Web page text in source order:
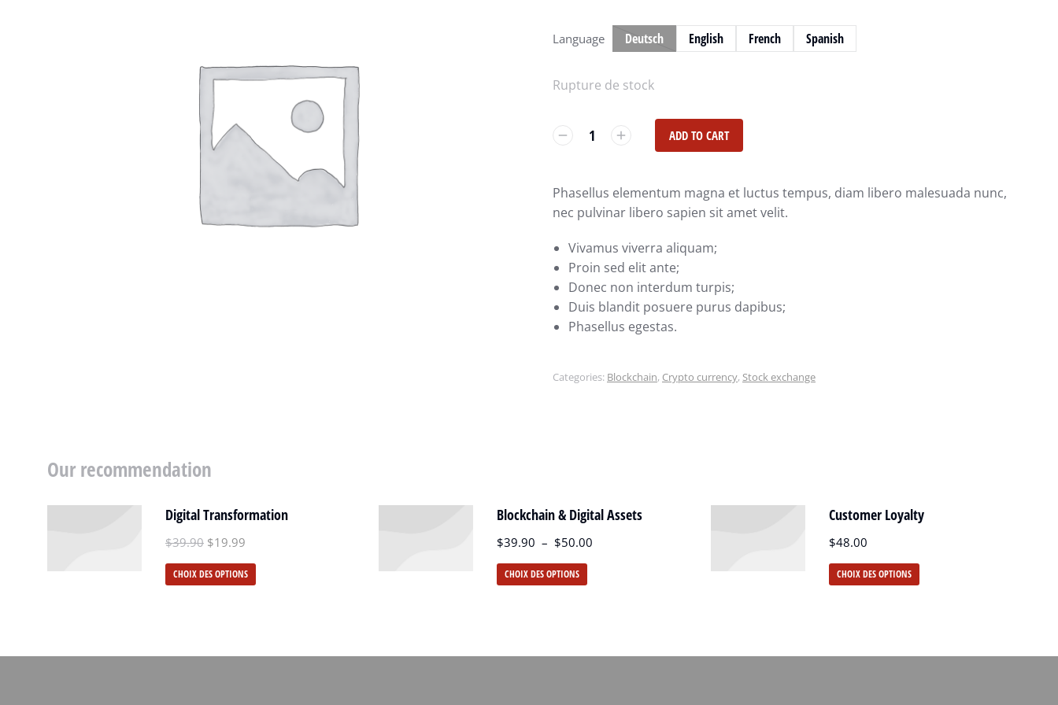
Language Deutsch English French Spanish
Rupture de stock
ADD TO CART
Phasellus elementum magna et luctus tempus, diam libero malesuada nunc,
nec pulvinar libero sapien sit amet velit.
Vivamus viverra aliquam;
Proin sed elit ante;
Donec non interdum turpis;
Duis blandit posuere purus dapibus;
Phasellus egestas.
Categories: Blockchain, Crypto currency, Stock exchange
Our recommendation
Digital Transformation
$39.90 $19.99
CHOIX DES OPTIONS
Blockchain & Digital Assets
$39.90 – $50.00
CHOIX DES OPTIONS
Customer Loyalty
$48.00
CHOIX DES OPTIONS